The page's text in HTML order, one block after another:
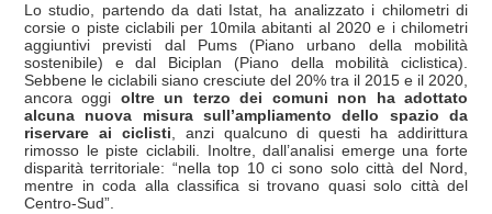
Lo studio, partendo da dati Istat, ha analizzato i chilometri di
corsie o piste ciclabili per 10mila abitanti al 2020 e i chilometri
aggiuntivi previsti dal Pums (Piano urbano della mobilità
sostenibile) e dal Biciplan (Piano della mobilità ciclistica).
Sebbene le ciclabili siano cresciute del 20% tra il 2015 e il 2020,
ancora oggi oltre un terzo dei comuni non ha adottato
alcuna nuova misura sull’ampliamento dello spazio da
riservare ai ciclisti, anzi qualcuno di questi ha addirittura
rimosso le piste ciclabili. Inoltre, dall’analisi emerge una forte
disparità territoriale: “nella top 10 ci sono solo città del Nord,
mentre in coda alla classifica si trovano quasi solo città del
Centro-Sud”.